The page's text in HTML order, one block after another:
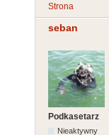
Strona
seban
Podkasetarz
Nieaktywny